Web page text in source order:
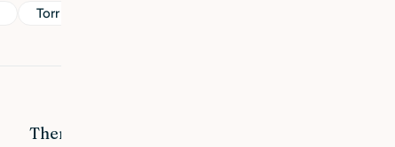
Torr & känslig hud
Therese forteller hvordan hun fant Q for Skin